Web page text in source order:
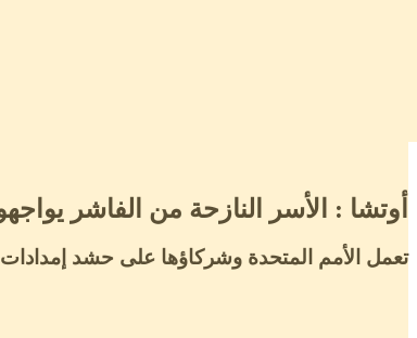
أوتشا : الأسر النازحة من الفاشر يواجهون ظروفا قاسية في
تعمل الأمم المتحدة وشركاؤها على حشد